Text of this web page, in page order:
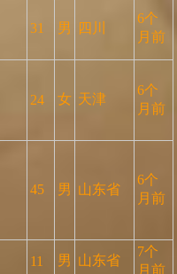
31 男 四川
6个
月前
24 女 天津
6个
月前
45 男 山东省
6个
月前
11 男 山东省
7个
月前